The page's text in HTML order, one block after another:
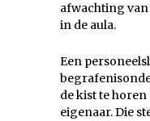
afwachting
in de aula.
Een
de kist te horen
eigenaar. Die